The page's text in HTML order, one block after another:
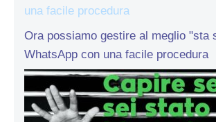
una facile procedura
Ora possiamo gestire al meglio "sta
WhatsApp con una facile procedura